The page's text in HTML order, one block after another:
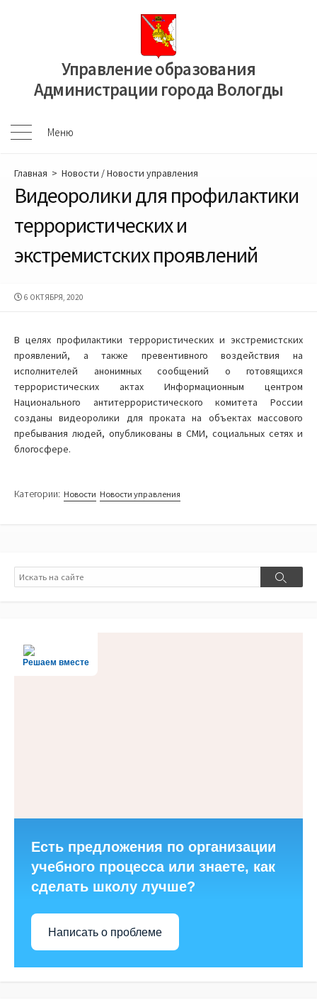
Управление образования
Администрации города Вологды
Меню
Меню
Главная > Новости /Новости управления
Видеоролики для профилактики
террористических и
экстремистских проявлений
ДАТА
6 ОКТЯБРЯ, 2020
В целях профилактики террористических и экстремистских
проявлений, а также превентивного воздействия на
исполнителей анонимных сообщений о готовящихся
террористических актах Информационным центром
Национального антитеррористического комитета России
созданы видеоролики для проката на объектах массового
пребывания людей, опубликованы в СМИ, социальных сетях и
блогосфере.
Категории: Новости Новости управления
Поиск
Поиск
Решаем вместе
Есть предложения по организации
учебного процесса или знаете, как
сделать школу лучше?
Написать о проблеме